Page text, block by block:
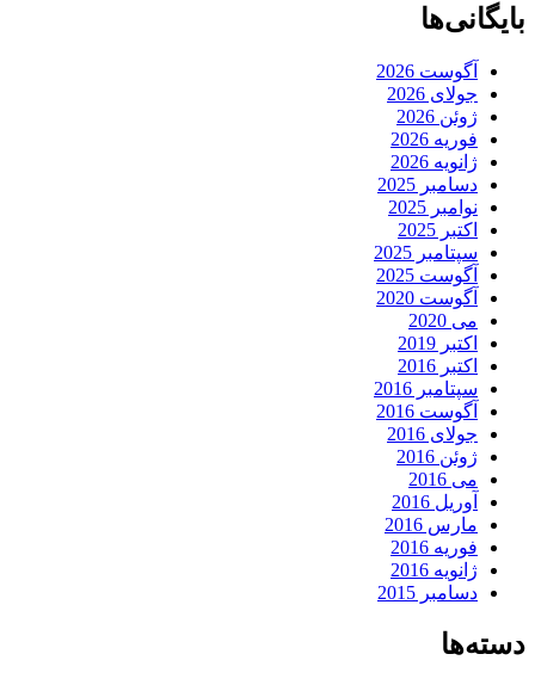
بایگانی‌ها
آگوست 2026
جولای 2026
ژوئن 2026
فوریه 2026
ژانویه 2026
دسامبر 2025
نوامبر 2025
اکتبر 2025
سپتامبر 2025
آگوست 2025
آگوست 2020
می 2020
اکتبر 2019
اکتبر 2016
سپتامبر 2016
آگوست 2016
جولای 2016
ژوئن 2016
می 2016
آوریل 2016
مارس 2016
فوریه 2016
ژانویه 2016
دسامبر 2015
دسته‌ها